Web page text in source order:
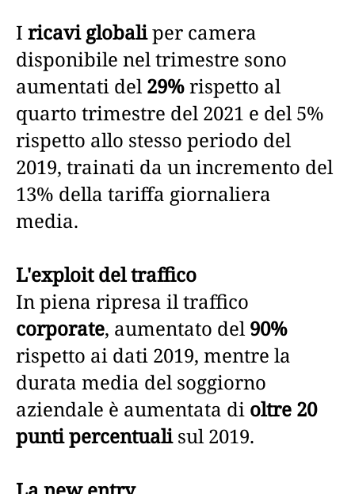
I ricavi globaliper camera
disponibile nel trimestre sono
aumentati del29%rispetto al
quarto trimestre del 2021 e del 5%
rispetto allo stesso periodo del
2019, trainati da un incremento del
13% della tariffa giornaliera
media.
L'exploit del traffico
In piena ripresa il traffico
corporate, aumentato del90%
rispetto ai dati 2019, mentre la
durata media del soggiorno
aziendale è aumentata di oltre 20
punti percentualisul 2019.